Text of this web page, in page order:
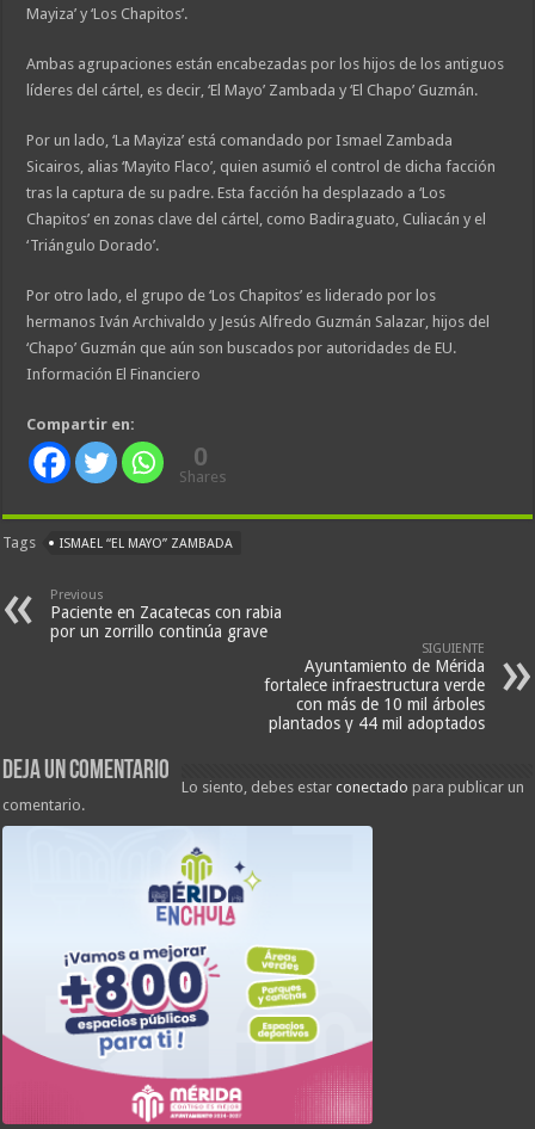
Mayiza’ y ‘Los Chapitos’.
Ambas agrupaciones están encabezadas por los hijos de los antiguos
líderes del cártel, es decir, ‘El Mayo’ Zambada y ‘El Chapo’ Guzmán.
Por un lado, ‘La Mayiza’ está comandado por Ismael Zambada
Sicairos, alias ‘Mayito Flaco’, quien asumió el control de dicha facción
tras la captura de su padre. Esta facción ha desplazado a ‘Los
Chapitos’ en zonas clave del cártel, como Badiraguato, Culiacán y el
‘Triángulo Dorado’.
Por otro lado, el grupo de ‘Los Chapitos’ es liderado por los
hermanos Iván Archivaldo y Jesús Alfredo Guzmán Salazar, hijos del
‘Chapo’ Guzmán que aún son buscados por autoridades de EU.
Información El Financiero
Compartir en:
0
Shares
Tags ISMAEL “EL MAYO” ZAMBADA
Previous
Paciente en Zacatecas con rabia
por un zorrillo continúa grave
SIGUIENTE
Ayuntamiento de Mérida
fortalece infraestructura verde
con más de 10 mil árboles
plantados y 44 mil adoptados
Deja un comentario
Lo siento, debes estarconectado para publicar un
comentario.